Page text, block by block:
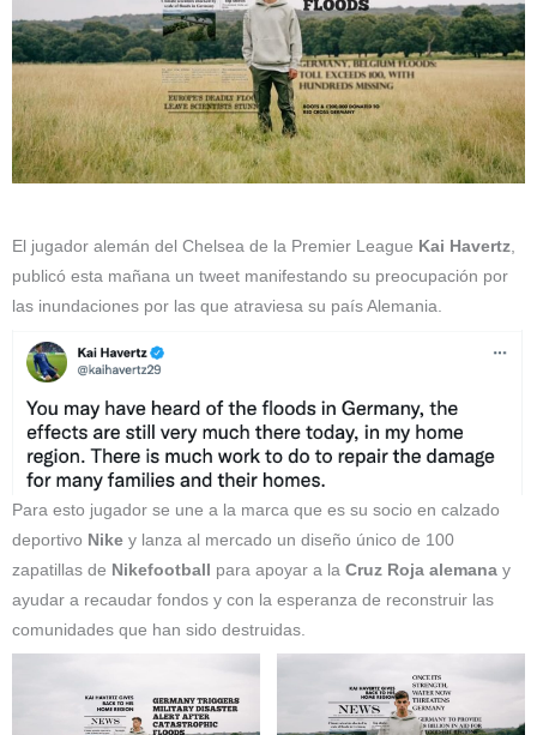
El jugador alemán del Chelsea de la Premier League Kai Havertz,
publicó esta mañana un tweet manifestando su preocupación por
las inundaciones por las que atraviesa su país Alemania.
Para esto jugador se une a la marca que es su socio en calzado
deportivo Nike y lanza al mercado un diseño único de 100
zapatillas de Nikefootball para apoyar a la Cruz Roja alemana y
ayudar a recaudar fondos y con la esperanza de reconstruir las
comunidades que han sido destruidas.